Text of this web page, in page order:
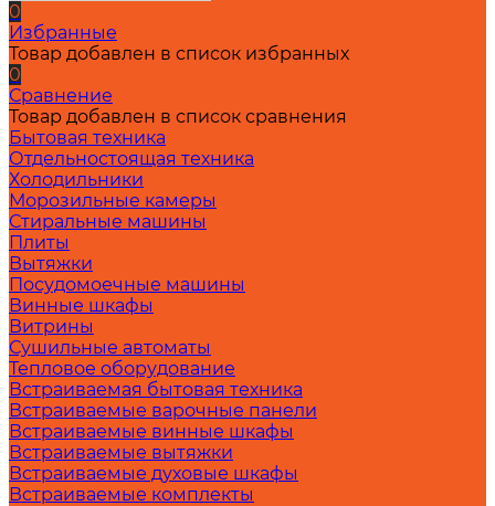
0
Избранные
Товар добавлен в список избранных
0
Сравнение
Товар добавлен в список сравнения
Бытовая техника
Отдельностоящая техника
Холодильники
Морозильные камеры
Стиральные машины
Плиты
Вытяжки
Посудомоечные машины
Винные шкафы
Витрины
Сушильные автоматы
Тепловое оборудование
Встраиваемая бытовая техника
Встраиваемые варочные панели
Встраиваемые винные шкафы
Встраиваемые вытяжки
Встраиваемые духовые шкафы
Встраиваемые комплекты